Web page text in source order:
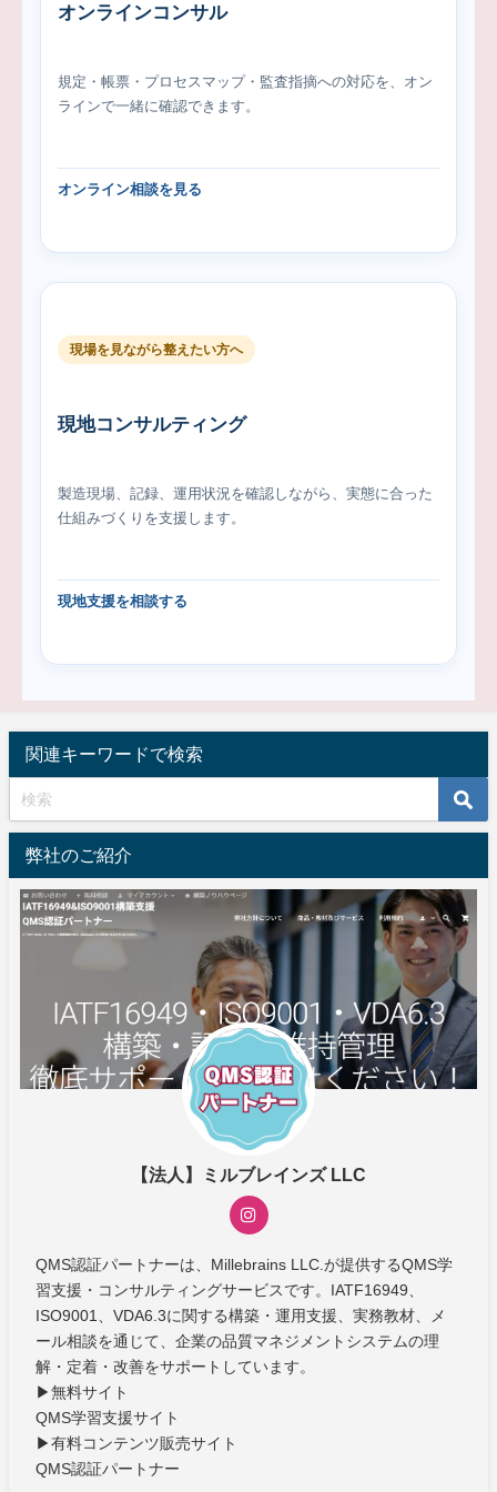
オンラインコンサル
規定・帳票・プロセスマップ・監査指摘への対応を、オン
ラインで一緒に確認できます。
オンライン相談を見る
現場を見ながら整えたい方へ
現地コンサルティング
製造現場、記録、運用状況を確認しながら、実態に合った
仕組みづくりを支援します。
現地支援を相談する
関連キーワードで検索
弊社のご紹介
【法人】ミルブレインズ LLC
QMS認証パートナーは、Millebrains LLC.が提供するQMS学
習支援・コンサルティングサービスです。IATF16949、
ISO9001、VDA6.3に関する構築・運用支援、実務教材、メ
ール相談を通じて、企業の品質マネジメントシステムの理
解・定着・改善をサポートしています。
▶無料サイト
QMS学習支援サイト
▶有料コンテンツ販売サイト
QMS認証パートナー